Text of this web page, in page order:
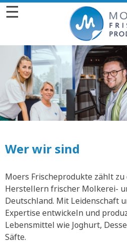
☰
Wer wir sind
Moers Frischeprodukte zählt
Herstellern frischer Molkerei-
Deutschland. Mit Leidenschaft
Expertise entwickeln und
Lebensmittel wie Joghurt,
Säfte.